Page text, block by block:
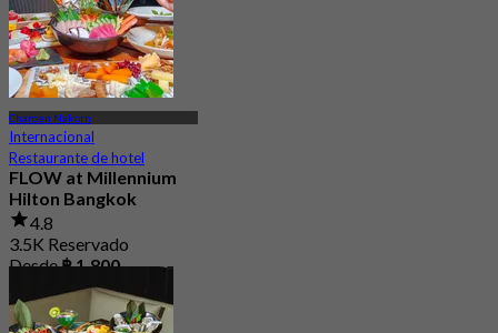
Charoen Nakorn
Internacional
Restaurante de hotel
FLOW at Millennium
Hilton Bangkok
4.8
3.5K Reservado
Desde฿ 1,800